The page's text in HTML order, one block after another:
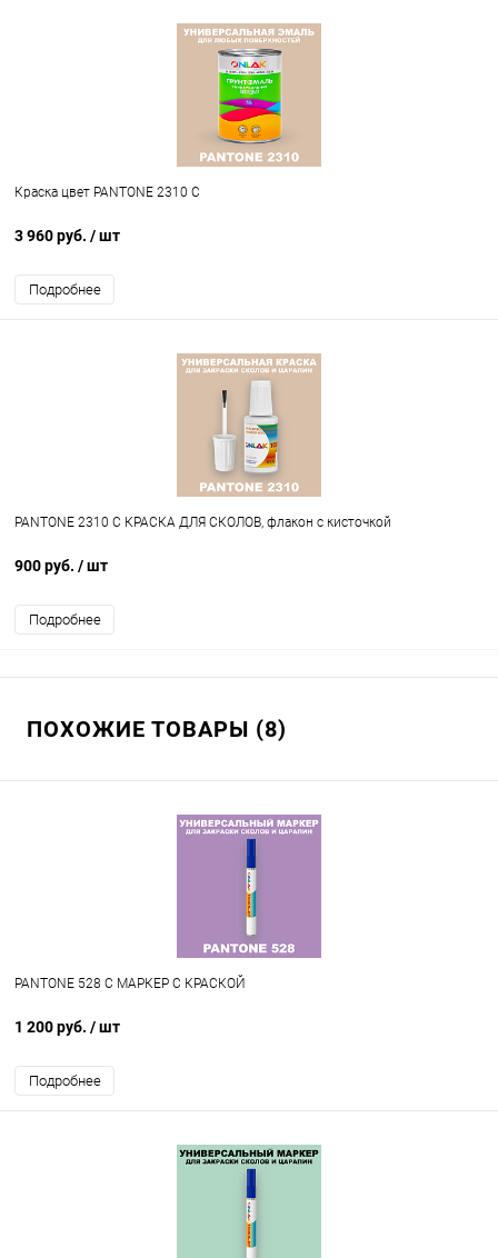
Краска цвет PANTONE 2310 C
3 960 руб. / шт
Подробнее
PANTONE 2310 C КРАСКА ДЛЯ СКОЛОВ, флакон с кисточкой
900 руб. / шт
Подробнее
ПОХОЖИЕ ТОВАРЫ (8)
PANTONE 528 C МАРКЕР С КРАСКОЙ
1 200 руб. / шт
Подробнее